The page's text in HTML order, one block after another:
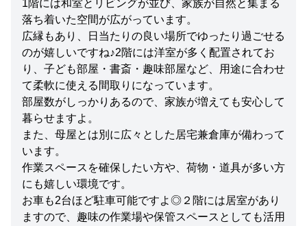
1階には和室とリビングが並び、家族が自然と集まる
落ち着いた空間が広がっています。
広縁もあり、日当たりの良い場所でゆったり過ごせる
のが嬉しいですね♪2階には洋室が多く配置されてお
り、子ども部屋・書斎・趣味部屋など、用途に合わせ
て柔軟に使える間取りになっています。
部屋数がしっかりあるので、家族が増えても安心して
暮らせますよ。
また、母屋とは別に広々とした居宅兼倉庫が備わって
います。
作業スペースを確保したい方や、荷物・道具が多い方
にも嬉しい環境です。
お車も2台ほど駐車可能ですよ◎２階には居室があり
ますので、趣味の作業場や保管スペースとしても活用